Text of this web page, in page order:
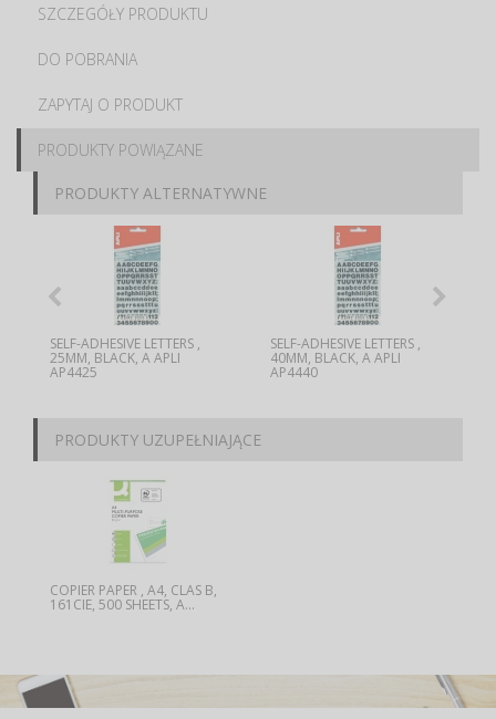
SZCZEGÓŁY PRODUKTU
DO POBRANIA
ZAPYTAJ O PRODUKT
PRODUKTY POWIĄZANE
PRODUKTY ALTERNATYWNE
SELF-ADHESIVE LETTERS ,
25MM, BLACK, A APLI
AP4425
SELF-ADHESIVE LETTERS ,
40MM, BLACK, A APLI
AP4440
PRODUKTY UZUPEŁNIAJĄCE
COPIER PAPER , A4, CLAS B,
161CIE, 500 SHEETS, A...